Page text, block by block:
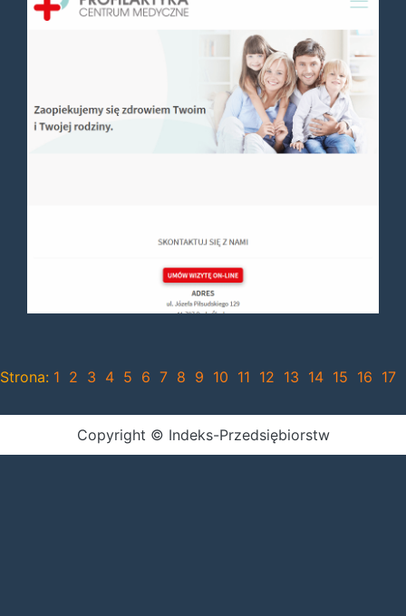
Strona: 1 2 3 4 5 6 7 8 9 10 11 12 13 14 15 16 17
Copyright © Indeks-Przedsiębiorstw